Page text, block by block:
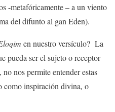
-metafóricamente – a un viento
del difunto al gan Eden).
en nuestro versículo? La
pueda ser el sujeto o receptor
nos permite entender estas
como inspiración divina, o